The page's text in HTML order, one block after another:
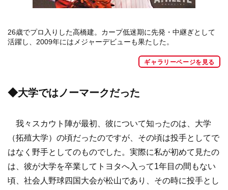
26歳でプロ入りした高橋建。カープ低迷期に先発・中継ぎとして
活躍し、2009年にはメジャーデビューも果たした。
ギャラリーページを見る
◆大学ではノーマークだった
我々スカウト陣が最初、彼について知ったのは、大学
（拓殖大学）の頃だったのですが、その頃は投手としてで
はなく野手としてのものでした。実際に私が初めて見たの
は、彼が大学を卒業してトヨタへ入って1年目の間もない
頃、社会人野球四国大会が松山であり、その時に投手とし